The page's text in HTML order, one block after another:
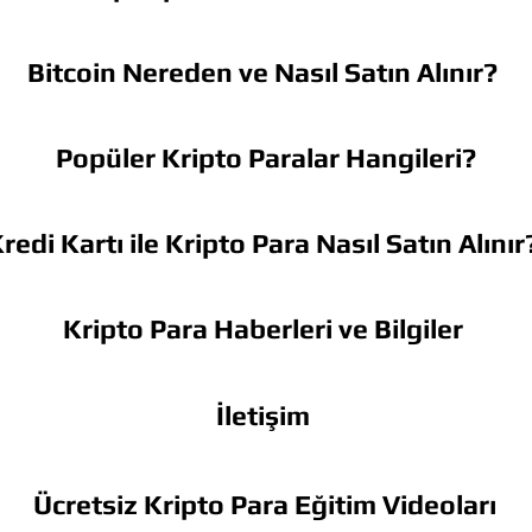
Bitcoin Nereden ve Nasıl Satın Alınır?
Popüler Kripto Paralar Hangileri?
Kartı ile Kripto Para Nasıl Satın
Kripto Para Haberleri ve Bilgiler
İletişim
Ücretsiz Kripto Para Eğitim Videoları